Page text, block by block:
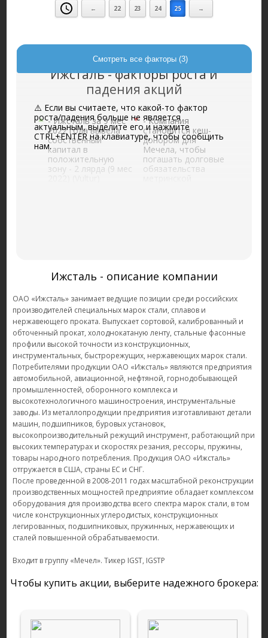
← 22 23 24 25 →
Ижсталь - факторы роста и
падения акций
- Ижсталь за 9 мес
2022 года вывела
собственный
капитал в
положительную
зону - 2 лярда (9 мес
3 лярда (9 мес 2022)
Чистый долг - 12
(05.01.2023)
- Компания
становится кеш-
донором для
Мечела, чтобы
погашать долговые
обязательства
Смотреть все факторы (3)
⚠️ Если вы считаете, что какой-то фактор
роста/падения больше не является
актуальным, выделите его и нажмите
CTRL+ENTER на клавиатуре, чтобы сообщить
нам.
Ижсталь - описание компании
ОАО «Ижсталь» занимает ведущие позиции среди российских
производителей специальных марок стали, сплавов и
нержавеющего проката. Выпускает сортовой, калиброванный и
обточенный прокат, холоднокатаную ленту, стальные фасонные
профили высокой точности из конструкционных,
инструментальных, быстрорежущих, нержавеющих марок стали.
Потребителями продукции ОАО «Ижсталь» являются предприятия
автомобильной, авиационной, нефтяной, горнодобывающей
промышленностей, оборонного комплекса и
высокотехнологичного машиностроения, инструментальные
заводы. Из металлопродукции предприятия изготавливают детали
машин, подшипников, буровых установок,
высокопроизводительный режущий инструмент, работающий при
высоких температурах и скоростях резания, рессоры, пружины,
товары народного потребления. Продукция ОАО «Ижсталь»
отгружается в США, страны ЕС и СНГ.
После проведенной в 2008-2011 годах масштабной реконструкции
производственных мощностей предприятие обладает комплексом
оборудования для производства всего спектра марок стали, в том
числе конструкционных углеродистых, конструкционных
легированных, подшипниковых, пружинных, нержавеющих и
сталей повышенной обрабатываемости.
Входит в группу «Мечел». Тикер IGST, IGSTP
Чтобы купить акции, выберите надежного брокера: